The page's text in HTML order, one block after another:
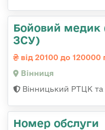
Бойовий медик
ЗСУ)
від 20100 до 120000
Вінниця
Вінницький РТЦК
Номер обслуги